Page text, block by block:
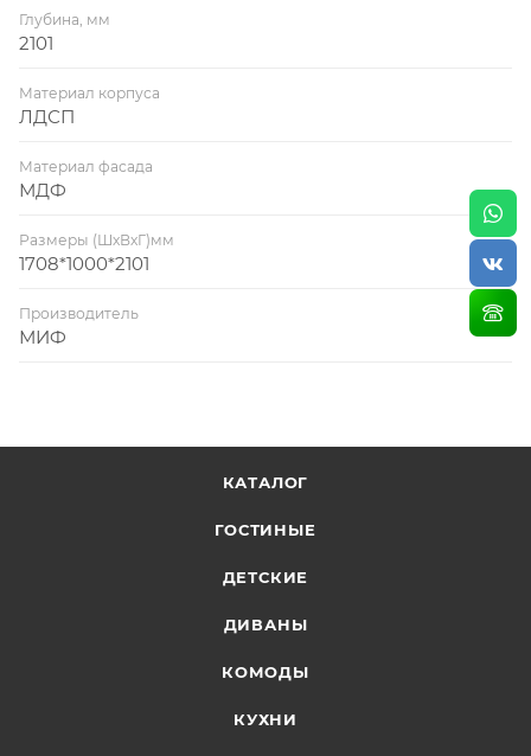
Глубина, мм
2101
Материал корпуса
ЛДСП
Материал фасада
МДФ
Размеры (ШхВхГ)мм
1708*1000*2101
Производитель
МИФ
КАТАЛОГ
ГОСТИНЫЕ
ДЕТСКИЕ
ДИВАНЫ
КОМОДЫ
КУХНИ